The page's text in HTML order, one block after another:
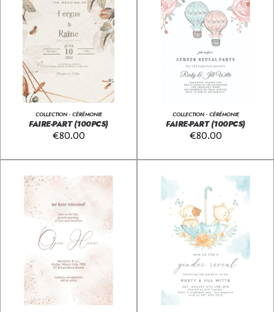
COLLECTION - CÉRÉMONIE
FAIRE-PART (100PCS)
€80.00
COLLECTION - CÉRÉMONIE
FAIRE-PART (100PCS)
€80.00